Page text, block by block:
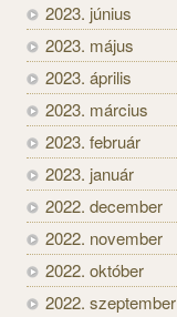
2023. június
2023. május
2023. április
2023. március
2023. február
2023. január
2022. december
2022. november
2022. október
2022. szeptember